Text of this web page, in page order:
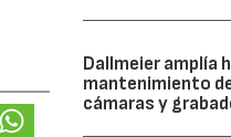
Dallmeier amplía
mantenimiento
cámaras y